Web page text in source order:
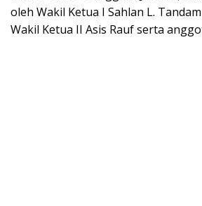
oleh Wakil Ketua I Sahlan L.
Wakil Ketua II Asis Rauf serta